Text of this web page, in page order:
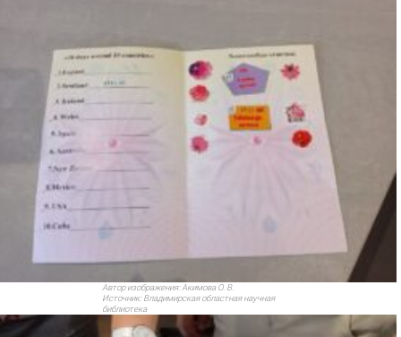
Автор изображения:Акимова О. В.
Источник:Владимирская областная научная
библиотека